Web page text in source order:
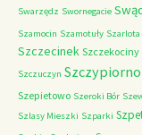
Swarzędz Swornegacie
Szamocin Szamotuły Szarlota
Szczecinek Szczekociny
Szczuczyn Szczypiorno
Szepietowo Szeroki Bór
Szlasy Mieszki Szparki